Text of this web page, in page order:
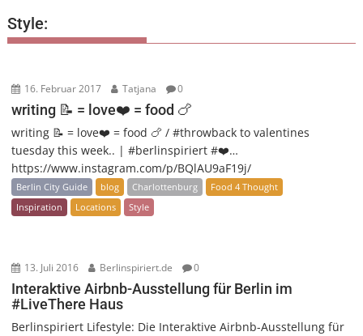
Style:
16. Februar 2017 Tatjana 0
writing 📝 = love❤️ = food 🍗
writing 📝 = love❤️ = food 🍗 / #throwback to valentines
tuesday this week.. | #berlinspiriert #❤️…
https://www.instagram.com/p/BQlAU9aF19j/
Berlin City Guide blog Charlottenburg
Food 4 Thought
Inspiration
Locations Style
13. Juli 2016 Berlinspiriert.de 0
Interaktive Airbnb-Ausstellung für Berlin im
#LiveThere Haus
Berlinspiriert Lifestyle: Die Interaktive Airbnb-Ausstellung für